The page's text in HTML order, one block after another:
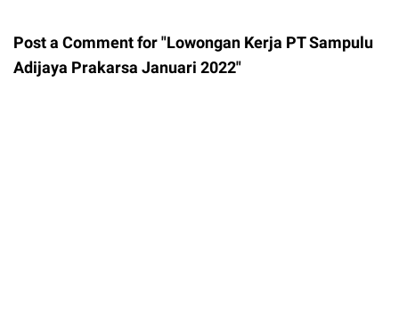
Post a Comment for "Lowongan Kerja PT Sampulu
Adijaya Prakarsa Januari 2022"